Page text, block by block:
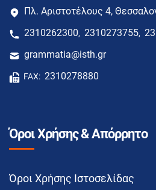
Πλ. Αριστοτέλους 4,
2310262300, 2310273755,
grammatia@isth.gr
FAX: 2310278880
Όροι Χρήσης & Απόρρητο
Όροι Χρήσης Ιστοσελίδας